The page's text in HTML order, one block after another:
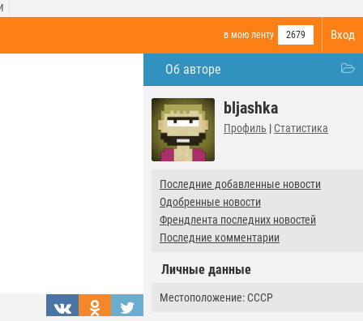
Вход
в мою ленту 2679
Об авторе
bljashka
Профиль | Статистика
Последние добавленные новости
Одобренные новости
Френдлента последних новостей
Последние комментарии
Личные данные
Местоположение: СССР